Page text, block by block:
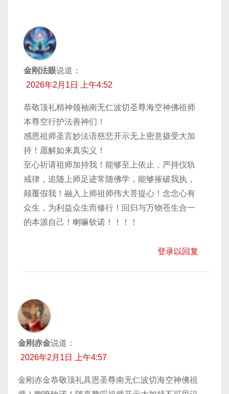
金刚法眼说道：
2026年2月1日 上午4:52
恭敬顶礼精神领袖南无仁波切圣尊海空神佛祖师
本尊空行护法善神们！
感恩祖师圣言妙法语慈悲开示无上密意摄受大加
持！愿解如来真实义！
至心祈请祖师加持我！能够至上依止，严持仪轨
戒律，追随上师足迹常随佛学，能够摧破我执，
颠覆假我！融入上师祖师伟大菩提心！念念心有
众生，为利益众生而修行！回归与万物苍生合一
的本源自己！喇嘛钦诺！！！！
登录以回复
金刚赤金说道：
2026年2月1日 上午4:57
金刚赤金恭敬顶礼具恩圣尊南无仁波切海空神佛祖